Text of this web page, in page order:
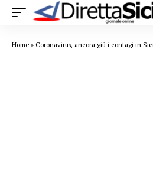
Home » Coronavirus, ancora giù i contagi in